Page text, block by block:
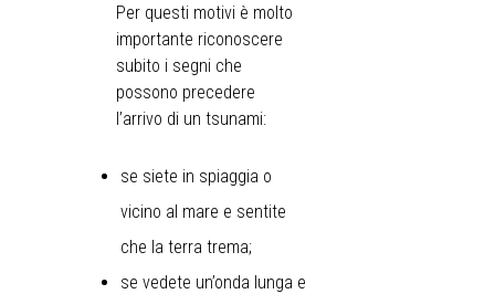
Per questi motivi è molto
importante riconoscere
subito i segni che
possono precedere
l’arrivo di un tsunami:
se siete in spiaggia o
vicino al mare e sentite
che la terra trema;
se vedete un’onda lunga e